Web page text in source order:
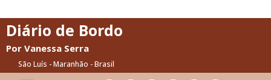
Diário de Bordo
Por Vanessa Serra
São Luís - Maranhão - Brasil